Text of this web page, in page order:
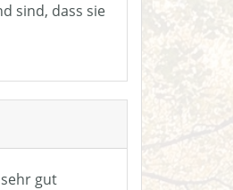
sind, dass sie
gut